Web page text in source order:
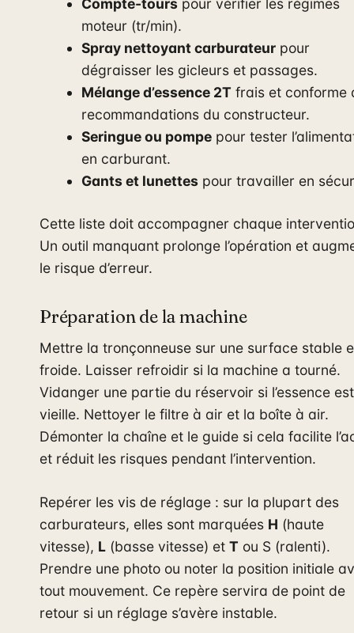
Compte-tours pour vérifier les régimes
moteur (tr/min).
Spray nettoyant carburateurpour
dégraisser les gicleurs et passages.
Mélange d’essence 2T frais et conforme
recommandations du constructeur.
Seringue ou pompepour tester
en carburant.
Gants et lunettes pour travailler en
Cette liste doit accompagner chaque
Un outil manquant prolonge l’opération et
le risque d’erreur.
Préparation de la machine
Mettre la tronçonneuse sur une surface stable
froide. Laisser refroidir si la machine a tourné.
Vidanger une partie du réservoir si l’essence est
vieille. Nettoyer le filtre à air et la boîte à air.
Démonter la chaîne et le guide si cela facilite
et réduit les risques pendant l’intervention.
Repérer les vis de réglage : sur la plupart des
carburateurs, elles sont marquées H (haute
vitesse), L (basse vitesse) et T ou S (ralenti).
Prendre une photo ou noter la position initiale
tout mouvement. Ce repère servira de point de
retour si un réglage s’avère instable.